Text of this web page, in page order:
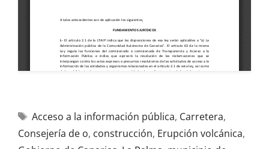
Acceso a la información pública, Carretera,
Consejería de o, construcción, Erupción volcánica,